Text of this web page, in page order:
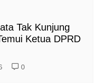
Tak Kunjung
Ketua DPRD
0